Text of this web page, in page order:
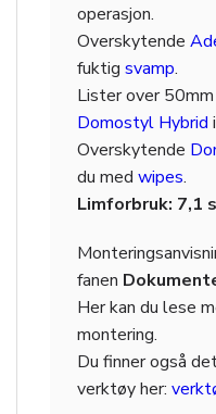
operasjon.
Overskytende
fuktig svamp.
Lister over
Domostyl Hybrid
Overskytende
du med wipes.
Limforbruk: 7,1
fanen
Her kan du lese
montering.
Du finner også
verktøy her: